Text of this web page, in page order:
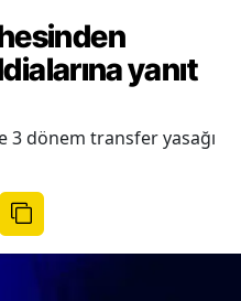
yanıt
dönem transfer yasağı